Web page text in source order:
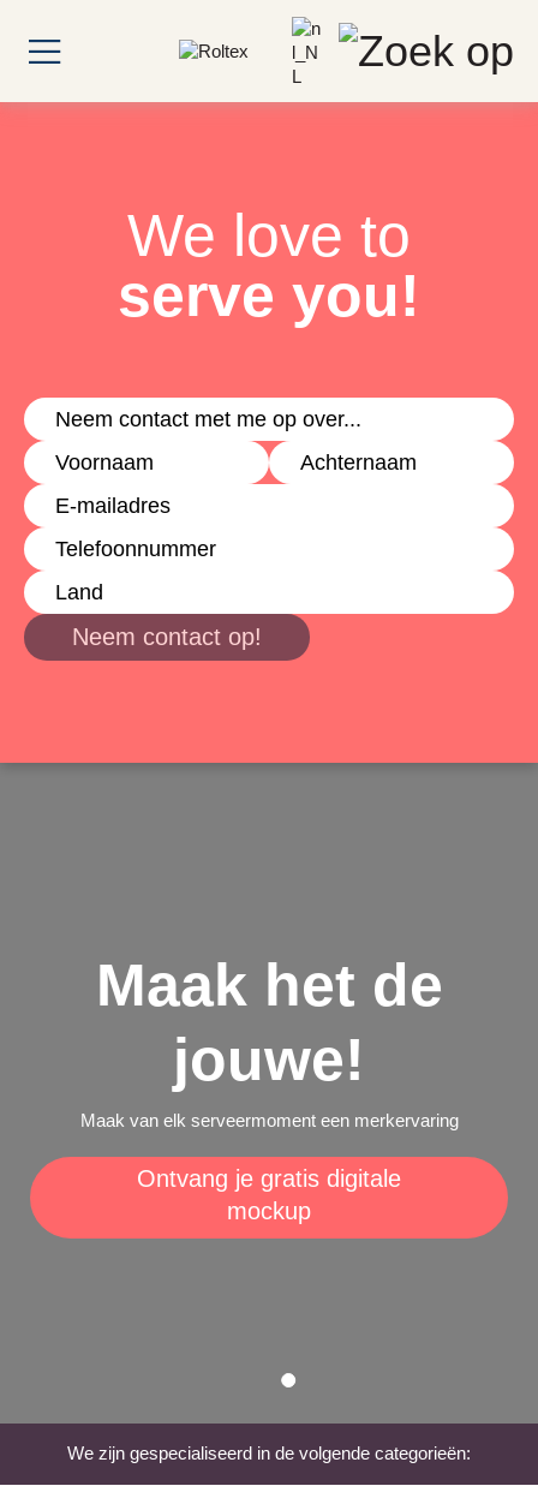
We love to
serve you!
Neem contact op!
Maak het de
jouwe!
Maak van elk serveermoment een merkervaring
Ontvang je gratis digitale
mockup
We zijn gespecialiseerd in de volgende categorieën: